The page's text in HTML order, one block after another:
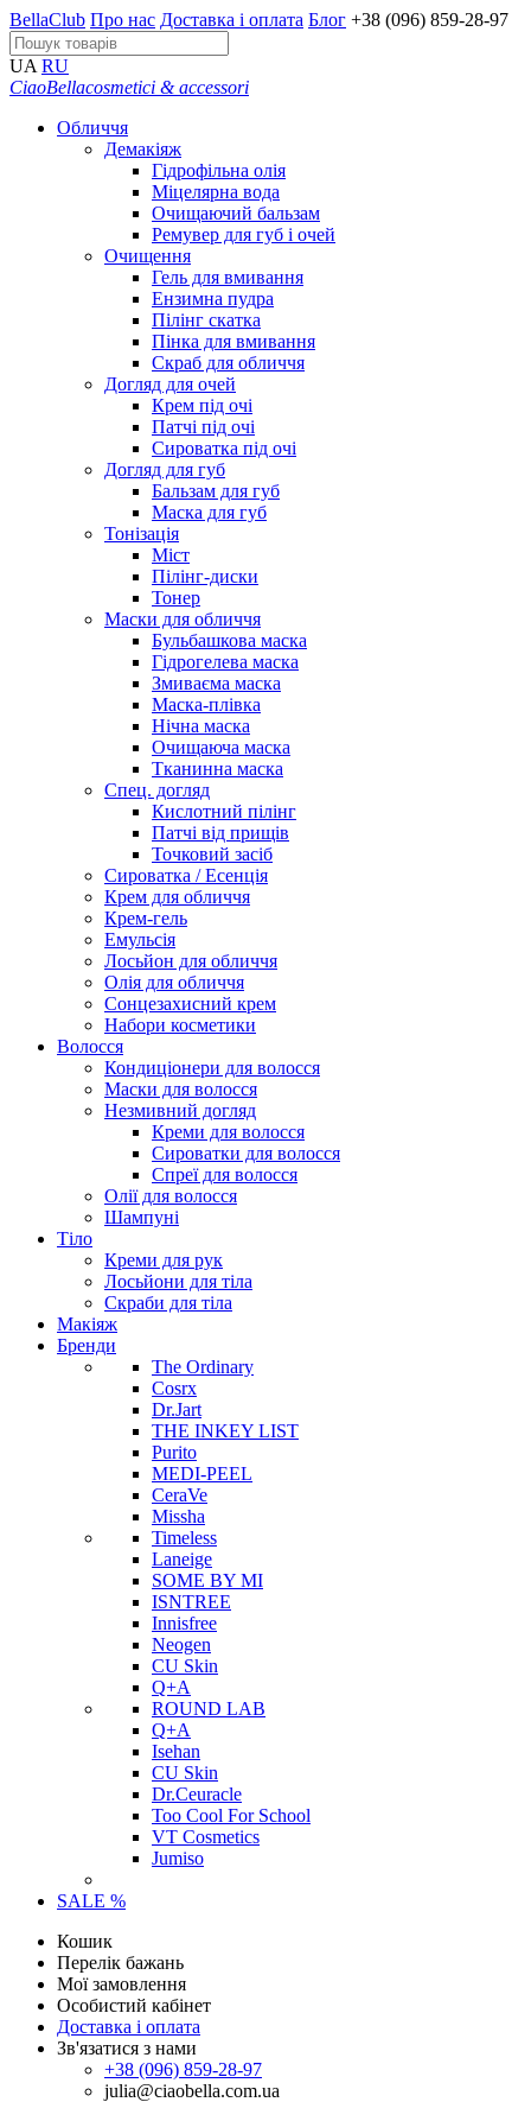
BellaClub Про нас Доставка і оплата Блог +38 (096) 859-28-97
UA RU
CiaoBellacosmetici & accessori
Обличчя
Демакіяж
Гідрофільна олія
Міцелярна вода
Очищаючий бальзам
Ремувер для губ і очей
Очищення
Гель для вмивання
Ензимна пудра
Пілінг скатка
Пінка для вмивання
Скраб для обличчя
Догляд для очей
Крем під очі
Патчі під очі
Сироватка під очі
Догляд для губ
Бальзам для губ
Маска для губ
Тонізація
Міст
Пілінг-диски
Тонер
Маски для обличчя
Бульбашкова маска
Гідрогелева маска
Змиваєма маска
Маска-плівка
Нічна маска
Очищаюча маска
Тканинна маска
Спец. догляд
Кислотний пілінг
Патчі від прищів
Точковий засіб
Сироватка / Есенція
Крем для обличчя
Крем-гель
Емульсія
Лосьйон для обличчя
Олія для обличчя
Сонцезахисний крем
Набори косметики
Волосся
Кондиціонери для волосся
Маски для волосся
Незмивний догляд
Креми для волосся
Сироватки для волосся
Спреї для волосся
Олії для волосся
Шампуні
Тіло
Креми для рук
Лосьйони для тіла
Скраби для тіла
Макіяж
Бренди
The Ordinary
Cosrx
Dr.Jart
THE INKEY LIST
Purito
MEDI-PEEL
CeraVe
Missha
Timeless
Laneige
SOME BY MI
ISNTREE
Innisfree
Neogen
CU Skin
Q+A
ROUND LAB
Q+A
Isehan
CU Skin
Dr.Ceuracle
Too Cool For School
VT Cosmetics
Jumiso
SALE %
Кошик
Перелік бажань
Мої замовлення
Особистий кабінет
Доставка і оплата
Зв'язатися з нами
+38 (096) 859-28-97
julia@ciaobella.com.ua